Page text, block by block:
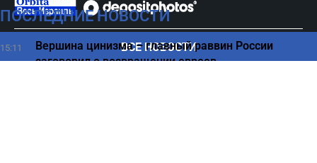
ПОСЛЕДНИЕ НОВОСТИ
15:11
Вершина цинизма – главный раввин России
заговорил о возвращении евреев
ВСЕ НОВОСТИ
сursorinfo.co.il © Все права защищены